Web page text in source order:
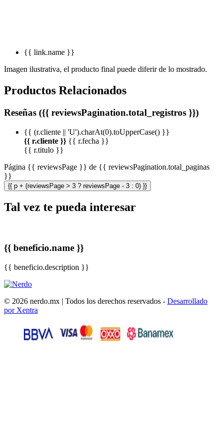
{{ link.name }}
Imagen ilustrativa, el producto final puede diferir de lo mostrado.
Productos Relacionados
Reseñas ({{ reviewsPagination.total_registros }})
{{ (r.cliente || 'U').charAt(0).toUpperCase() }}
{{ r.cliente }} {{ r.fecha }}
{{ r.titulo }}
Página {{ reviewsPage }} de {{ reviewsPagination.total_paginas
}}
{{ p + (reviewsPage > 3 ? reviewsPage - 3 : 0) }}
Tal vez te pueda interesar
{{ beneficio.name }}
{{ beneficio.description }}
© 2026 nerdo.mx | Todos los derechos reservados - Desarrollado
por Xentra